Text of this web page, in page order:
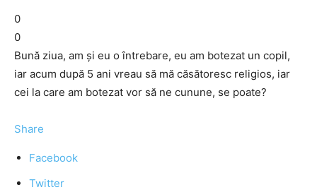
0
0
Bună ziua, am și eu o întrebare, eu am botezat un copil,
iar acum după 5 ani vreau să mă căsătoresc religios, iar
cei la care am botezat vor să ne cunune, se poate?
Share
Facebook
Twitter